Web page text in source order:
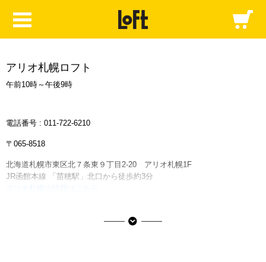
アリオ札幌ロフト
午前10時～午後9時
電話番号 : 011-722-6210
〒065-8518
北海道札幌市東区北７条東９丁目2-20 アリオ札幌1F
JR函館本線 「苗穂駅」北口から徒歩約3分